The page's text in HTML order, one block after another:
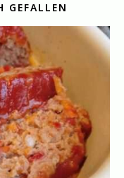
GEFALLEN